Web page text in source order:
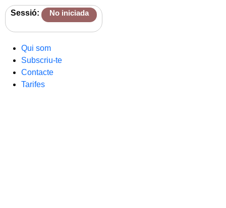
Sessió: No iniciada
Qui som
Subscriu-te
Contacte
Tarifes